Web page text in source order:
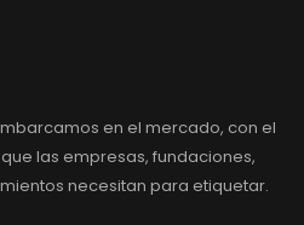
en el mercado, con el
las empresas, fundaciones,
necesitan para etiquetar.